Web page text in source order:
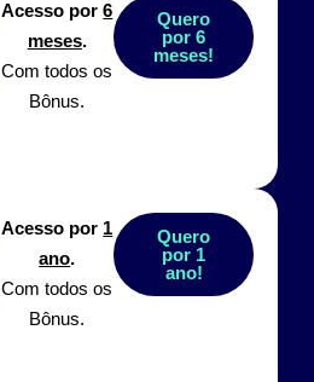
Acesso por6
meses.
Com todos os
Bônus.
Quero
por 6
meses!
Acesso por 1
ano.
Com todos os
Bônus.
Quero
por 1
ano!